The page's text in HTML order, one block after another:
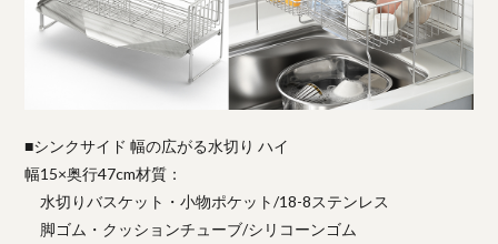
■シンクサイド 幅の広がる水切り ハイ
幅15×奥行47cm材質：
水切りバスケット・小物ポケット/18-8ステンレス
脚ゴム・クッションチューブ/シリコーンゴム